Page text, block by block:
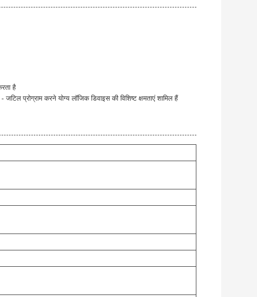
है
प्रोग्राम करने योग्य लॉजिक डिवाइस की विशिष्ट क्षमताएं शामिल हैं